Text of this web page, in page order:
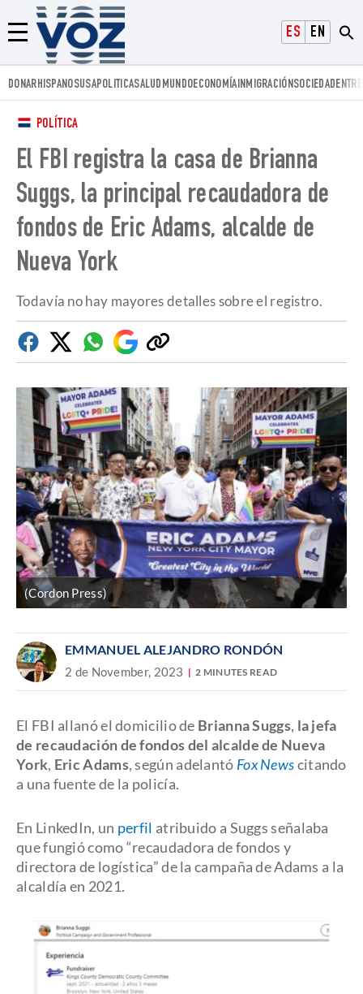
ESPAÑOLENGLISH
Menú
Voz.us
DONARHISPANOSUSAPOLITICASALUD MUNDOECONOMÍAINMIGRACIÓNSOCIEDAD
POLÍTICA
El FBI registra la casa de Brianna
Suggs, la principal recaudadora de
fondos de Eric Adams, alcalde de
Nueva York
Todavía no hay mayores detalles sobre el registro.
FacebookTwitterWhatsapp
Google
Discover
Copiar
enlace
(Cordon Press)
EMMANUEL ALEJANDRO RONDÓN
2 de November, 2023 2 MINUTES READ
El FBI allanó el domicilio de Brianna Suggs, la jefa
de recaudación de fondos del alcalde de Nueva
York, Eric Adams, según adelantó Fox Newscitando
a una fuente de la policía.
En LinkedIn, un perfil atribuido a Suggs señalaba
que fungió como “recaudadora de fondos y
directora de logística” de la campaña de Adams a la
alcaldía en 2021.